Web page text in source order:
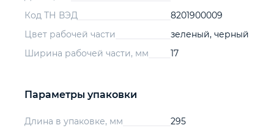
Код ТН ВЭД
8201900009
Цвет рабочей части
зеленый, черный
Ширина рабочей части, мм
17
Параметры упаковки
Длина в упаковке, мм
295